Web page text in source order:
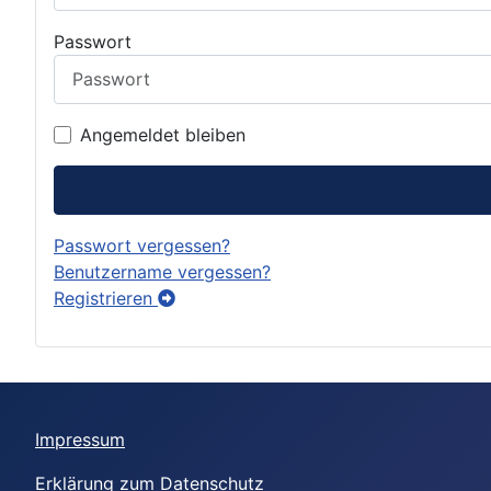
Passwort
Angemeldet bleiben
Passwort vergessen?
Benutzername vergessen?
Registrieren
Impressum
Erklärung zum Datenschutz